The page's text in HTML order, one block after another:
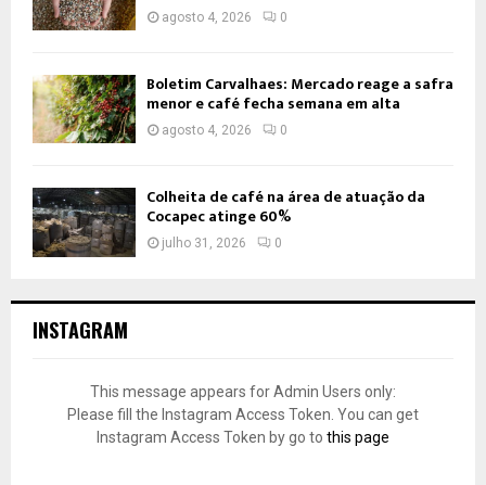
agosto 4, 2026 0
Boletim Carvalhaes: Mercado reage a safra
menor e café fecha semana em alta
agosto 4, 2026 0
Colheita de café na área de atuação da
Cocapec atinge 60%
julho 31, 2026 0
INSTAGRAM
This message appears for Admin Users only:
Please fill the Instagram Access Token. You can get
Instagram Access Token by go to this page